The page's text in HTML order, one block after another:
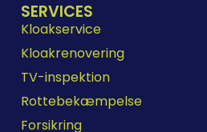
SERVICES
Kloakservice
Kloakrenovering
TV-inspektion
Rottebekæmpelse
Forsikring